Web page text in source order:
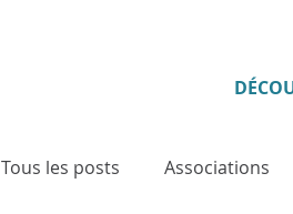
Tous les posts Associations